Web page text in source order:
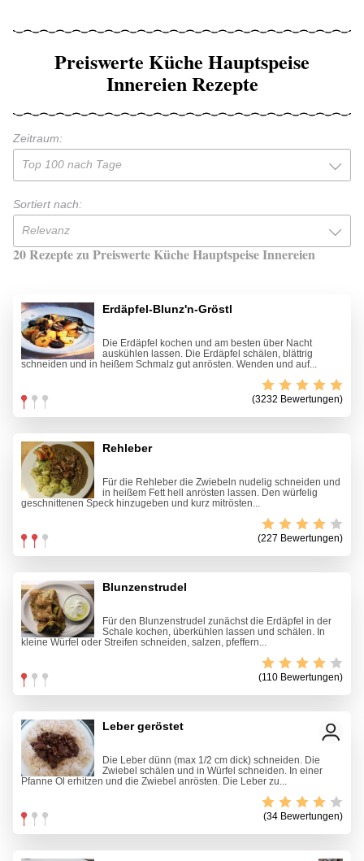
Preiswerte Küche Hauptspeise
Innereien Rezepte
Zeitraum:
Top 100 nach Tage
Sortiert nach:
Relevanz
20 Rezepte zu Preiswerte Küche Hauptspeise Innereien
Erdäpfel-Blunz'n-Gröstl
Die Erdäpfel kochen und am besten über Nacht
auskühlen lassen. Die Erdäpfel schälen, blättrig
schneiden und in heißem Schmalz gut anrösten. Wenden und auf...
(3232 Bewertungen)
Rehleber
Für die Rehleber die Zwiebeln nudelig schneiden und
in heißem Fett hell anrösten lassen. Den würfelig
geschnittenen Speck hinzugeben und kurz mitrösten...
(227 Bewertungen)
Blunzenstrudel
Für den Blunzenstrudel zunächst die Erdäpfel in der
Schale kochen, überkühlen lassen und schälen. In
kleine Würfel oder Streifen schneiden, salzen, pfeffern...
(110 Bewertungen)
Leber geröstet
Die Leber dünn (max 1/2 cm dick) schneiden. Die
Zwiebel schälen und in Würfel schneiden. In einer
Pfanne Öl erhitzen und die Zwiebel anrösten. Die Leber zu...
(34 Bewertungen)